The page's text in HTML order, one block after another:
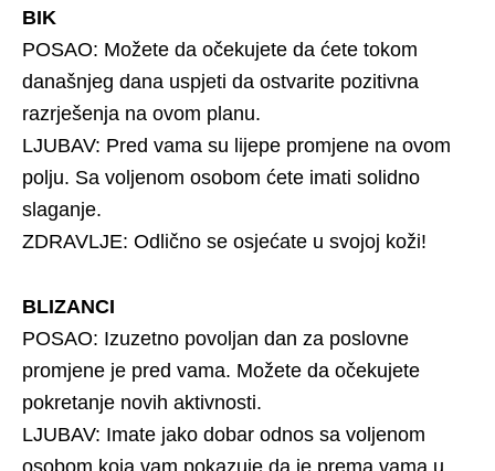
BIK
POSAO: Možete da očekujete da ćete tokom
današnjeg dana uspjeti da ostvarite pozitivna
razrješenja na ovom planu.
LJUBAV: Pred vama su lijepe promjene na ovom
polju. Sa voljenom osobom ćete imati solidno
slaganje.
ZDRAVLJE: Odlično se osjećate u svojoj koži!
BLIZANCI
POSAO: Izuzetno povoljan dan za poslovne
promjene je pred vama. Možete da očekujete
pokretanje novih aktivnosti.
LJUBAV: Imate jako dobar odnos sa voljenom